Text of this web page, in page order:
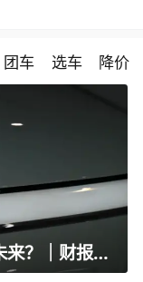
团车 选车 降价
利润腰斩之后，大众如何布局未来？｜财报全视角